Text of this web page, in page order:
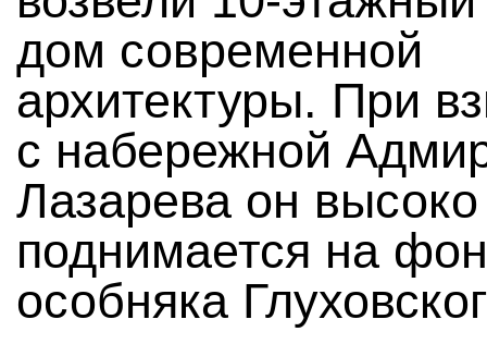
дом современной
архитектуры. При
с набережной
Лазарева он высоко
поднимается на
особняка